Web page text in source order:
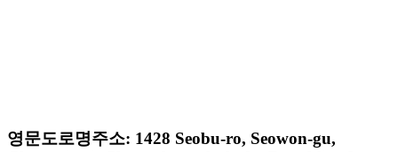
영문도로명주소: 1428 Seobu-ro, Seowon-gu,